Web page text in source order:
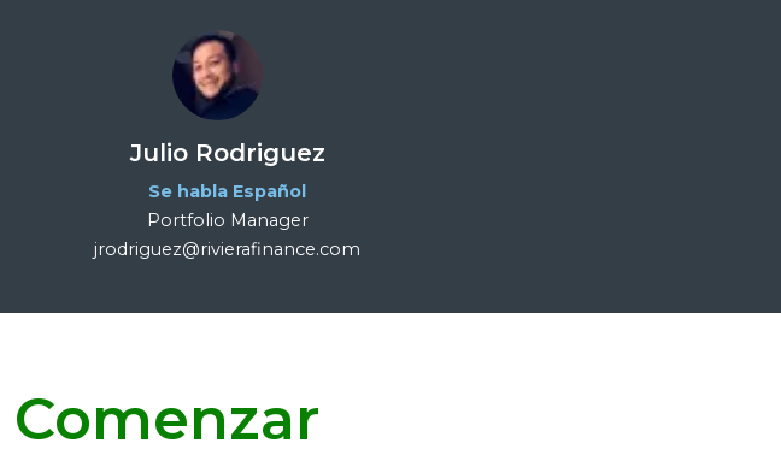
Julio Rodriguez
Se habla Español
Portfolio Manager
jrodriguez@rivierafinance.com
Comenzar